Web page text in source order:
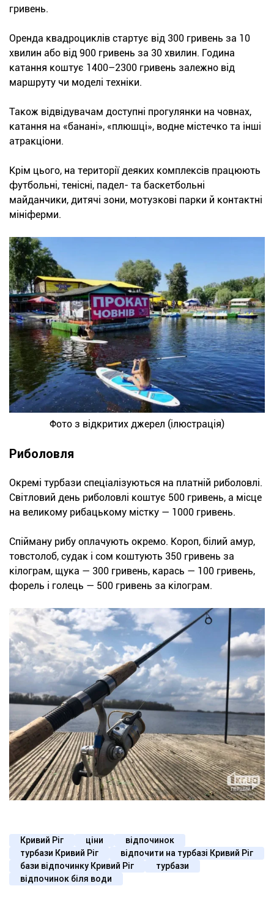
гривень.
Оренда квадроциклів стартує від 300 гривень за 10
хвилин або від 900 гривень за 30 хвилин. Година
катання коштує 1400–2300 гривень залежно від
маршруту чи моделі техніки.
Також відвідувачам доступні прогулянки на човнах,
катання на «банані», «плюшці», водне містечко та інші
атракціони.
Крім цього, на території деяких комплексів працюють
футбольні, тенісні, падел- та баскетбольні
майданчики, дитячі зони, мотузкові парки й контактні
мініферми.
Фото з відкритих джерел (ілюстрація)
Риболовля
Окремі турбази спеціалізуються на платній риболовлі.
Світловий день риболовлі коштує 500 гривень, а місце
на великому рибацькому містку — 1000 гривень.
Спійману рибу оплачують окремо. Короп, білий амур,
товстолоб, судак і сом коштують 350 гривень за
кілограм, щука — 300 гривень, карась — 100 гривень,
форель і голець — 500 гривень за кілограм.
Кривий Ріг ціни
відпочинок
турбази Кривий Ріг
відпочити на турбазі Кривий Ріг
бази відпочинку Кривий Ріг
турбази
відпочинок біля води